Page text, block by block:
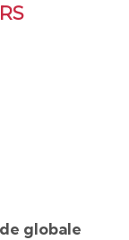
globale